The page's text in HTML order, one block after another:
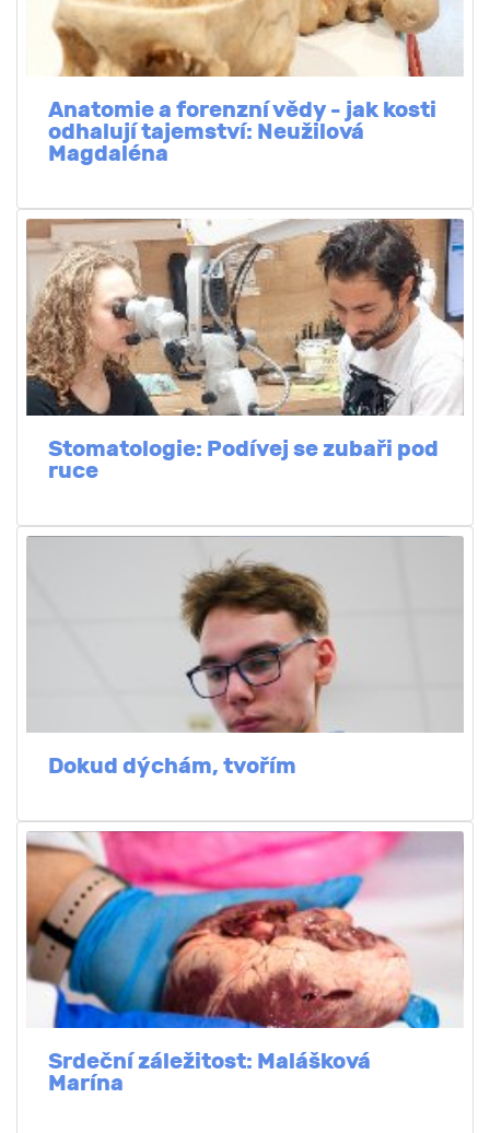
Anatomie a forenzní vědy - jak kosti
odhalují tajemství: Neužilová
Magdaléna
Stomatologie: Podívej se zubaři pod
ruce
Dokud dýchám, tvořím
Srdeční záležitost: Malášková
Marína